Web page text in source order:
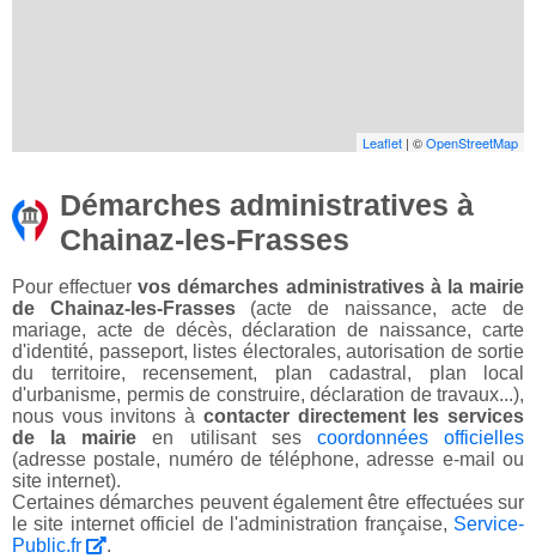
Leaflet | ©OpenStreetMap
Démarches administratives à
Chainaz-les-Frasses
Pour effectuervos démarches administratives à la mairie
de Chainaz-les-Frasses(acte de naissance, acte de
mariage, acte de décès, déclaration de naissance, carte
d'identité, passeport, listes électorales, autorisation de sortie
du territoire, recensement, plan cadastral, plan local
d'urbanisme, permis de construire, déclaration de travaux...),
nous vous invitons à contacter directement les services
de la mairie en utilisant ses coordonnées officielles
(adresse postale, numéro de téléphone, adresse e-mail ou
site internet).
Certaines démarches peuvent également être effectuées sur
le site internet officiel de l'administration française, Service-
Public.fr
.